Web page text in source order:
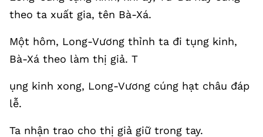
theo ta xuất gia, tên Bà-Xá.
Một hôm, Long-Vương thỉnh ta đi tụng kinh,
Bà-Xá theo làm thị giả. T
ụng kinh xong, Long-Vương cúng hạt châu đáp
lễ.
Ta nhận trao cho thị giả giữ trong tay.